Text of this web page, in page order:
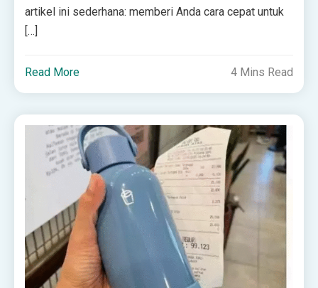
artikel ini sederhana: memberi Anda cara cepat untuk
[…]
Read More 4 Mins Read